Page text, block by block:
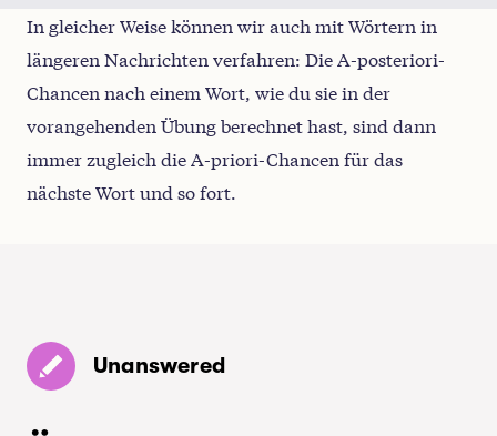
(Denk daran, dass Chancen als xx : yy oder
einfach als Zahl mit einer Nachkommastelle
ausgedrückt werden können, z. B. z,z (wobei z,z
= xx/yy ist). Vielleicht lohnt es sich auch, noch
In gleicher Weise können wir auch mit Wörtern in
längeren Nachrichten verfahren: Die A-posteriori-
Chancen nach einem Wort, wie du sie in der
vorangehenden Übung berechnet hast, sind dann
immer zugleich die A-priori-Chancen für das
nächste Wort und so fort.
Unanswered